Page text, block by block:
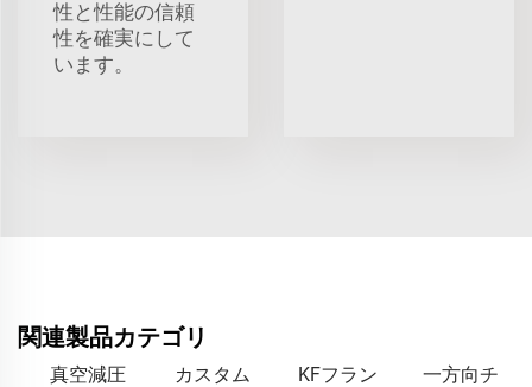
性と性能の信頼
性を確実にして
います。
関連製品カテゴリ
真空減圧
カスタム
KFフラン
一方向チ